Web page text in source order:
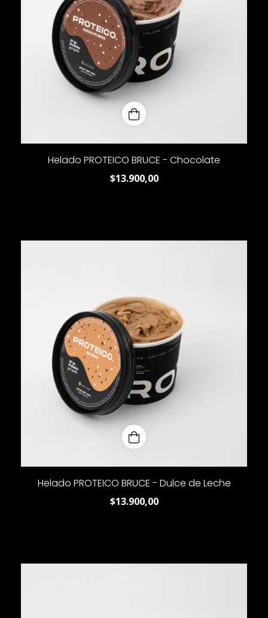
Helado PROTEICO BRUCE - Chocolate
$13.900,00
Helado PROTEICO BRUCE - Dulce de Leche
$13.900,00